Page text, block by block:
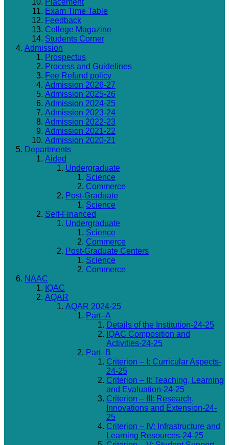
Placement
Exam Time Table
Feedback
College Magazine
Students Corner
Admission
Prospectus
Process and Guidelines
Fee Refund policy
Admission 2026-27
Admission 2025-26
Admission 2024-25
Admission 2023-24
Admission 2022-23
Admission 2021-22
Admission 2020-21
Departments
Aided
Undergraduate
Science
Commerce
Post-Graduate
Science
Self-Financed
Undergraduate
Science
Commerce
Post-Graduate Centers
Science
Commerce
NAAC
IQAC
AQAR
AQAR 2024-25
Part–A
Details of the Institution-24-25
IQAC Composition and
Activities-24-25
Part–B
Criterion – I: Curricular Aspects-
24-25
Criterion – II: Teaching, Learning
and Evaluation-24-25
Criterion – III: Research,
Innovations and Extension-24-
25
Criterion – IV: Infrastructure and
Learning Resources-24-25